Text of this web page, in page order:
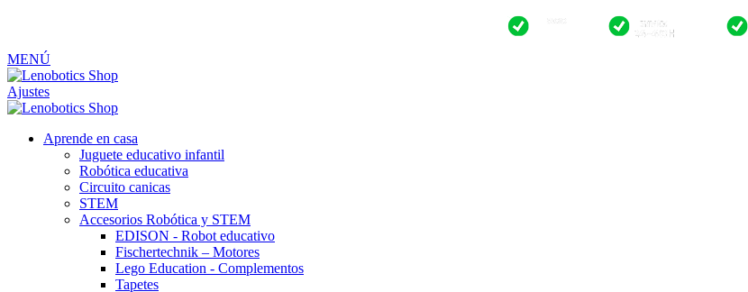
MENÚ
Ajustes
Aprende en casa
Juguete educativo infantil
Robótica educativa
Circuito canicas
STEM
Accesorios Robótica y STEM
EDISON - Robot educativo
Fischertechnik – Motores
Lego Education - Complementos
Tapetes